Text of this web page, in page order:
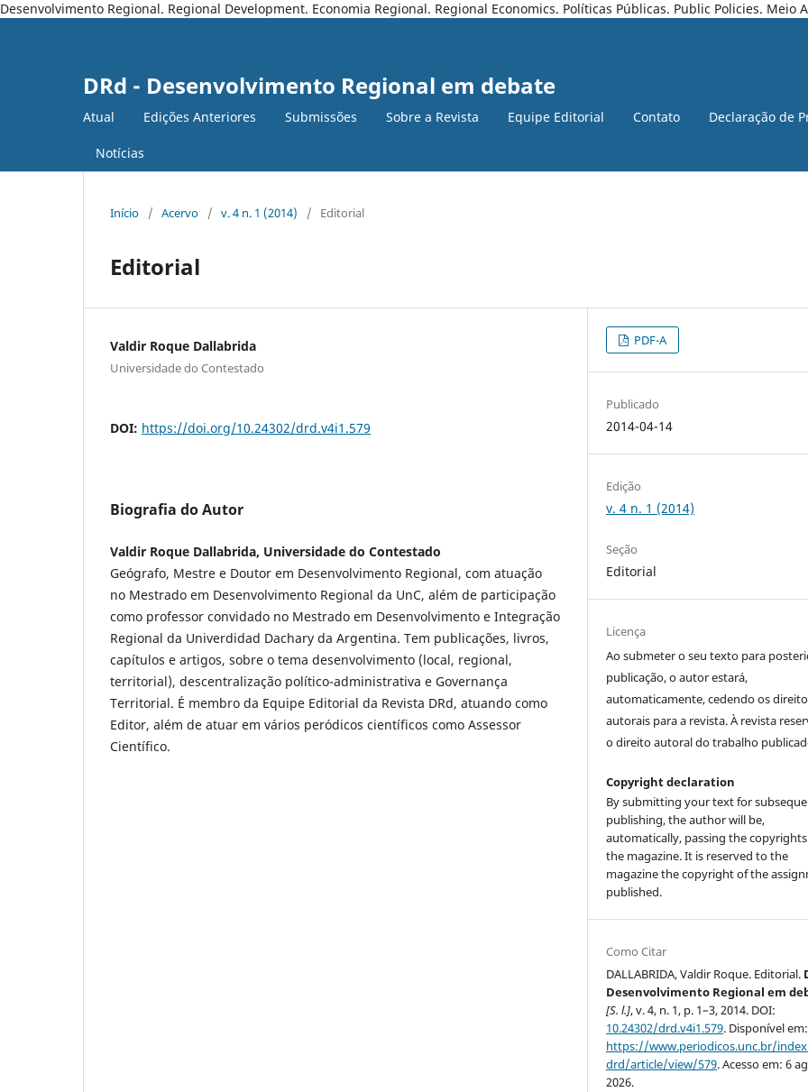
Desenvolvimento Regional. Regional Development. Economia Regional. Regional Economics. Políticas Públicas. Public Policies. Meio
DRd - Desenvolvimento Regional em debate
Atual Edições Anteriores Submissões Sobre a Revista Equipe Editorial Contato Declaração de
Notícias
Início / Acervo / v. 4 n. 1 (2014) / Editorial
Editorial
Valdir Roque Dallabrida
Universidade do Contestado
DOI: https://doi.org/10.24302/drd.v4i1.579
Biografia do Autor
Valdir Roque Dallabrida, Universidade do Contestado
Geógrafo, Mestre e Doutor em Desenvolvimento Regional, com atuação
no Mestrado em Desenvolvimento Regional da UnC, além de participação
como professor convidado no Mestrado em Desenvolvimento e Integração
Regional da Univerdidad Dachary da Argentina. Tem publicações, livros,
capítulos e artigos, sobre o tema desenvolvimento (local, regional,
territorial), descentralização político-administrativa e Governança
Territorial. É membro da Equipe Editorial da Revista DRd, atuando como
Editor, além de atuar em vários peródicos científicos como Assessor
Científico.
PDF-A
Publicado
2014-04-14
Edição
v. 4 n. 1 (2014)
Seção
Editorial
Licença
Ao submeter o seu texto para
publicação, o autor estará,
automaticamente, cedendo os
autorais para a revista. À revista
o direito autoral do trabalho
Copyright declaration
By submitting your text for
publishing, the author will be,
automatically, passing the
the magazine. It is reserved to the
magazine the copyright of the
published.
Como Citar
DALLABRIDA, Valdir Roque. Editorial.
Desenvolvimento Regional em
[S. l.], v. 4, n. 1, p. 1–3, 2014. DOI:
10.24302/drd.v4i1.579. Disponível em:
https://www.periodicos.unc.br/
drd/article/view/579. Acesso em: 6
2026.